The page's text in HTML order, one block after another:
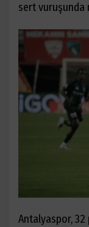
sert vuruşunda
Antalyaspor, 32